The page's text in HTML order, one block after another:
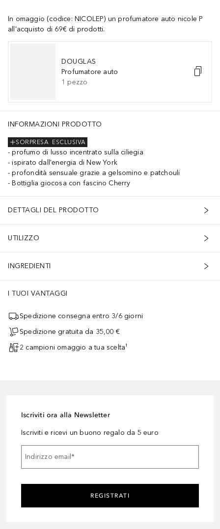
In omaggio (codice: NICOLEP) un profumatore auto nicole P
all'acquisto di 69€ di prodotti.
DOUGLAS
Profumatore auto
1 pezzo
INFORMAZIONI PRODOTTO
ESCLUSIVA
SORPRESA
profumo di lusso incentrato sulla ciliegia
ispirato dall'energia di New York
profondità sensuale grazie a gelsomino e patchouli
Bottiglia giocosa con fascino Cherry
DETTAGLI DEL PRODOTTO
UTILIZZO
INGREDIENTI
I TUOI VANTAGGI
Spedizione consegna entro 3/6 giorni
Spedizione gratuita da 35,00 €
2 campioni omaggio a tua scelta¹
Iscriviti ora alla Newsletter
Iscriviti e ricevi un buono regalo da 5 euro
Indirizzo email*
REGISTRATI